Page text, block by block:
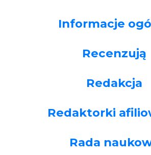
Informacje
Recenzują
Redakcja
Redaktorki
Rada